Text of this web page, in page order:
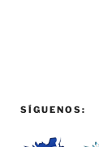
SÍGUENOS: